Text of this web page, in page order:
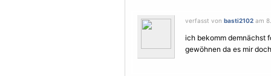
verfasst von basti2102 am
ich bekomm demnächst
gewöhnen da es mir